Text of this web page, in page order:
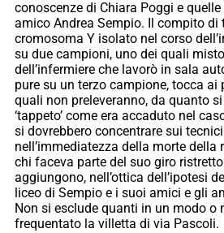
conoscenze di Chiara Poggi e
amico Andrea Sempio. Il compito di
cromosoma Y isolato nel corso
su due campioni, uno dei quali
dell’infermiere che lavorò in sala
pure su un terzo campione, tocca ai
quali non preleveranno, da quanto
‘tappeto’ come era accaduto nel
si dovrebbero concentrare sui
nell’immediatezza della morte della
chi faceva parte del suo giro
aggiungono, nell’ottica dell’ipotesi
liceo di Sempio e i suoi amici e gli
Non si esclude quanti in un modo o
frequentato la villetta di via Pascoli.